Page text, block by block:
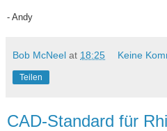
- Andy
Bob McNeel at 18:25 Keine
Teilen
CAD-Standard für